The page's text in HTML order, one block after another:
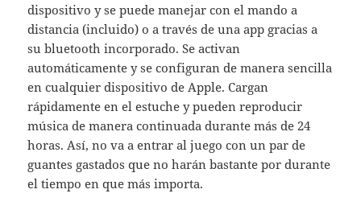
dispositivo y se puede manejar con el mando a
distancia (incluido) o a través de una app gracias a
su bluetooth incorporado. Se activan
automáticamente y se configuran de manera sencilla
en cualquier dispositivo de Apple. Cargan
rápidamente en el estuche y pueden reproducir
música de manera continuada durante más de 24
horas. Así, no va a entrar al juego con un par de
guantes gastados que no harán bastante por durante
el tiempo en que más importa.